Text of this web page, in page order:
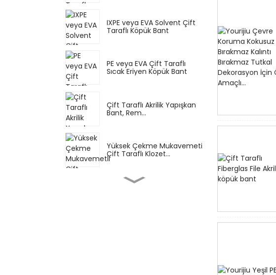
IXPE veya EVA Solvent Çift
Taraflı Köpük Bant
PE veya EVA Çift Taraflı
Sıcak Eriyen Köpük Bant
Çift Taraflı Akrilik Yapışkan
Bant, Rem...
Yüksek Çekme Mukavemeti
Çift Taraflı Klozet...